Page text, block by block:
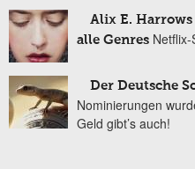
Alix E.
alle Genres
Der Deutsche
Nominierungen
Geld gibt’s auch!